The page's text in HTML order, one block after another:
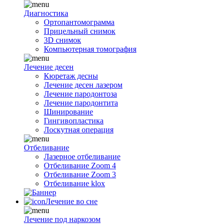
Диагностика
Ортопантомограмма
Прицельный снимок
3D снимок
Компьютерная томография
Лечение десен
Кюретаж десны
Лечение десен лазером
Лечение пародонтоза
Лечение пародонтита
Шинирование
Гингивопластика
Лоскутная операция
Отбеливание
Лазерное отбеливание
Отбеливание Zoom 4
Отбеливание Zoom 3
Отбеливание klox
Лечение во сне
Лечение под наркозом